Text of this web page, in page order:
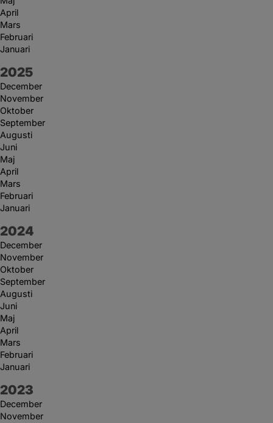
April
Mars
Februari
Januari
År:
2025
December
November
Oktober
September
Augusti
Juni
Maj
April
Mars
Februari
Januari
År:
2024
December
November
Oktober
September
Augusti
Juni
Maj
April
Mars
Februari
Januari
År:
2023
December
November